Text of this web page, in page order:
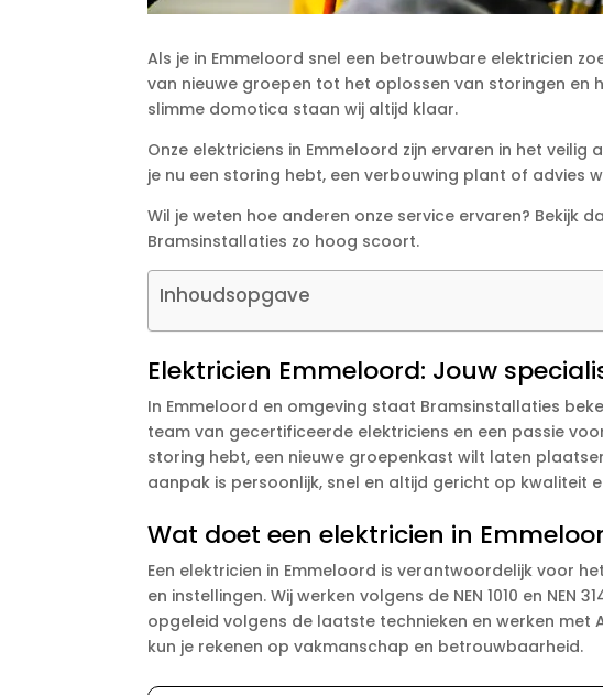
Als je in Emmeloord snel een betrouwbare elektricien
van nieuwe groepen tot het oplossen van storingen en
slimme domotica staan wij altijd klaar.
Onze elektriciens in Emmeloord zijn ervaren in het
je nu een storing hebt, een verbouwing plant of advies
Wil je weten hoe anderen onze service ervaren? Bekijk
Bramsinstallaties zo hoog scoort.
Inhoudsopgave
Elektricien Emmeloord: Jouw
In Emmeloord en omgeving staat Bramsinstallaties
team van gecertificeerde elektriciens en een passie
storing hebt, een nieuwe groepenkast wilt laten
aanpak is persoonlijk, snel en altijd gericht op kwaliteit
Wat doet een elektricien in
Een elektricien in Emmeloord is verantwoordelijk voor
en instellingen. Wij werken volgens de NEN 1010 en
opgeleid volgens de laatste technieken en werken met
kun je rekenen op vakmanschap en betrouwbaarheid.